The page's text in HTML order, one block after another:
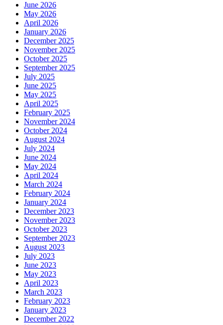
June 2026
May 2026
April 2026
January 2026
December 2025
November 2025
October 2025
September 2025
July 2025
June 2025
May 2025
April 2025
February 2025
November 2024
October 2024
August 2024
July 2024
June 2024
May 2024
April 2024
March 2024
February 2024
January 2024
December 2023
November 2023
October 2023
September 2023
August 2023
July 2023
June 2023
May 2023
April 2023
March 2023
February 2023
January 2023
December 2022